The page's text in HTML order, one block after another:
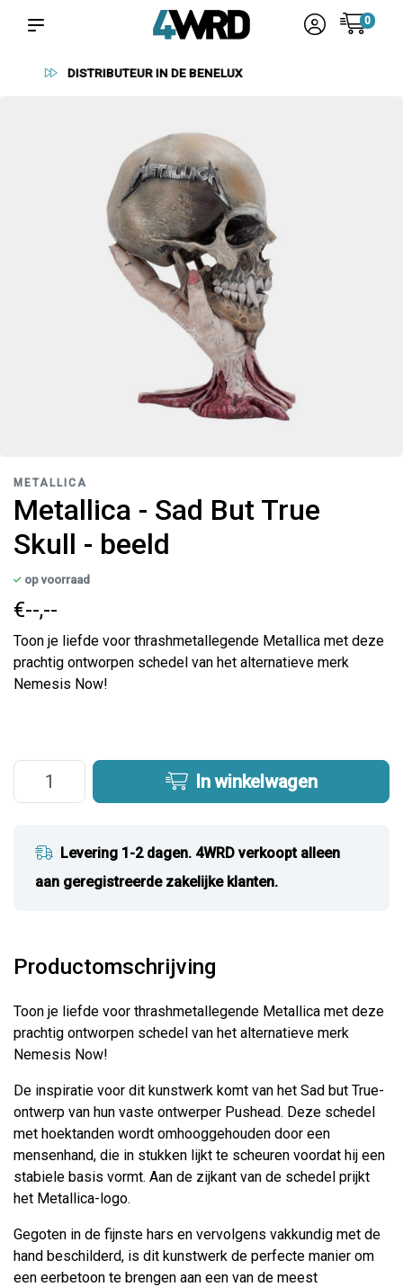
0
BETROUWBARE LEVERANCIERS
METALLICA
Metallica - Sad But True
Skull - beeld
op voorraad
€--,--
Toon je liefde voor thrashmetallegende Metallica met deze
prachtig ontworpen schedel van het alternatieve merk
Nemesis Now!
In winkelwagen
Levering 1-2 dagen. 4WRD verkoopt alleen
aan geregistreerde zakelijke klanten.
Productomschrijving
Toon je liefde voor thrashmetallegende Metallica met deze
prachtig ontworpen schedel van het alternatieve merk
Nemesis Now!
De inspiratie voor dit kunstwerk komt van het Sad but True-
ontwerp van hun vaste ontwerper Pushead. Deze schedel
met hoektanden wordt omhooggehouden door een
mensenhand, die in stukken lijkt te scheuren voordat hij een
stabiele basis vormt. Aan de zijkant van de schedel prijkt
het Metallica-logo.
Gegoten in de fijnste hars en vervolgens vakkundig met de
hand beschilderd, is dit kunstwerk de perfecte manier om
een ​​eerbetoon te brengen aan een van de meest